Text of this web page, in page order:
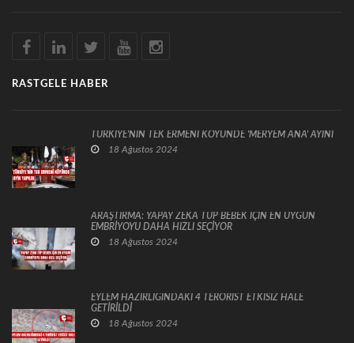
RASTGELE HABER
TÜRKİYE'NİN TEK ERMENİ KÖYÜNDE 'MERYEM ANA' AYİNİ
18 Ağustos 2024
ARAŞTIRMA: YAPAY ZEKA TÜP BEBEK İÇİN EN UYGUN
EMBRİYOYU DAHA HIZLI SEÇİYOR
18 Ağustos 2024
EYLEM HAZIRLIĞINDAKİ 4 TERÖRİST ETKİSİZ HALE
GETİRİLDİ
18 Ağustos 2024